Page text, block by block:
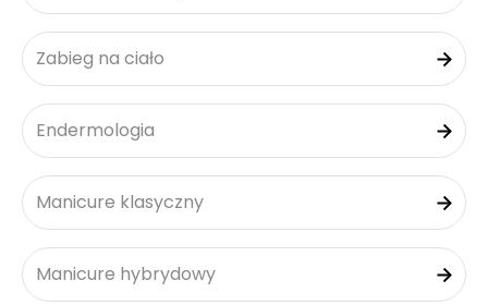
Zabieg na ciało
Endermologia
Manicure klasyczny
Manicure hybrydowy